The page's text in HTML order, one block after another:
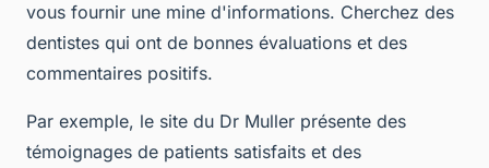
vous fournir une mine d'informations. Cherchez des
dentistes qui ont de bonnes évaluations et des
commentaires positifs.
Par exemple, le site du Dr Muller présente des
témoignages de patients satisfaits et des